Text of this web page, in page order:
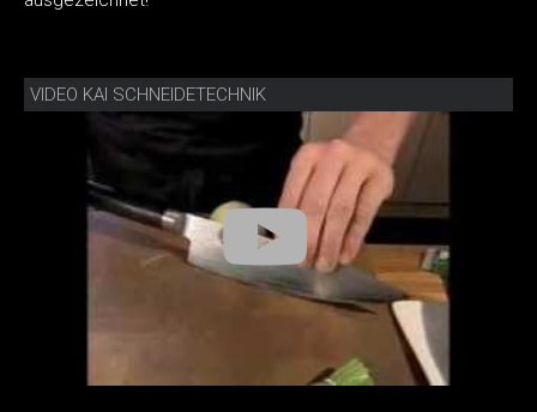
VIDEO KAI SCHNEIDETECHNIK